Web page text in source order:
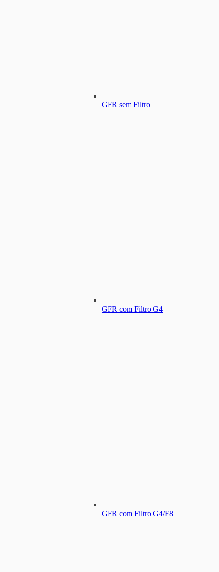
GFR sem Filtro
GFR com Filtro G4
GFR com Filtro G4/F8